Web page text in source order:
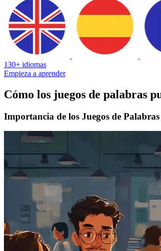
130+ idiomas
Empieza a aprender
Cómo los juegos de palabras
Importancia de los Juegos de Palabras